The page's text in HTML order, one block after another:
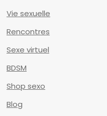
Vie sexuelle
Rencontres
Sexe virtuel
BDSM
Shop sexo
Blog